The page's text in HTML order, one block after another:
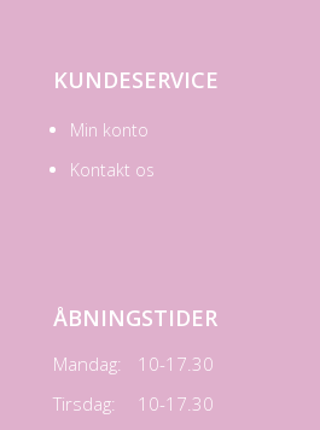
KUNDESERVICE
Min konto
Kontakt os
ÅBNINGSTIDER
Mandag:
10-17.30
Tirsdag:
10-17.30